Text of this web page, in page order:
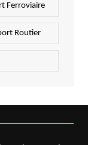
Ferroviaire
Routier